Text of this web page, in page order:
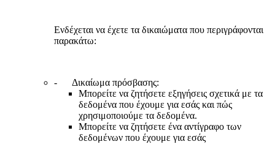
Ενδέχεται να έχετε τα δικαιώματα που περιγράφονται
παρακάτω:
- Δικαίωμα πρόσβασης:
Μπορείτε να ζητήσετε εξηγήσεις σχετικά με τα
δεδομένα που έχουμε για εσάς και πώς
χρησιμοποιούμε τα δεδομένα.
Μπορείτε να ζητήσετε ένα αντίγραφο των
δεδομένων που έχουμε για εσάς